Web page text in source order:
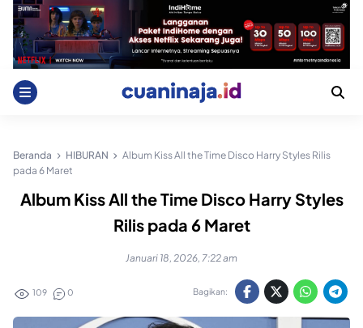
Skip
content
Beranda HIBURAN
Album Kiss All the Time Disco Harry Styles Rilis
pada 6 Maret
Album Kiss All the Time Disco Harry Styles
Rilis pada 6 Maret
Januari 18, 2026, 7:22 am
109 0 Bagikan: